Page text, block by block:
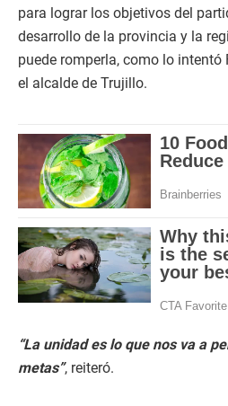
para lograr los objetivos del
desarrollo de la provincia y la
puede romperla, como lo intentó
el alcalde de Trujillo.
“La unidad es lo que nos va a
metas”, reiteró.